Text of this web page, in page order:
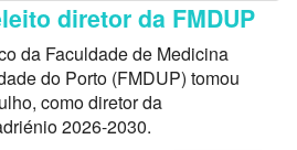
diretor da FMDUP
da Faculdade de Medicina
do Porto (FMDUP) tomou
como diretor da
2026-2030.